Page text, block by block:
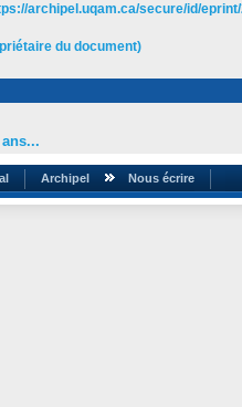
archipel.uqam.ca/secure/id/
du document)
Archipel Nous écrire